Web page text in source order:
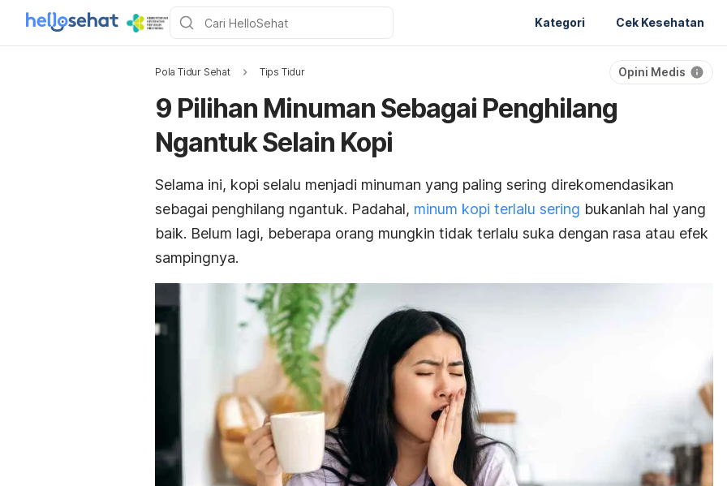
Kategori Cek Kesehatan
Pola Tidur Sehat Tips Tidur Opini Medis
9 Pilihan Minuman Sebagai Penghilang
Ngantuk Selain Kopi
Selama ini, kopi selalu menjadi minuman yang paling sering direkomendasikan
sebagai penghilang ngantuk. Padahal, minum kopi terlalu sering bukanlah hal yang
baik. Belum lagi, beberapa orang mungkin tidak terlalu suka dengan rasa atau efek
sampingnya.